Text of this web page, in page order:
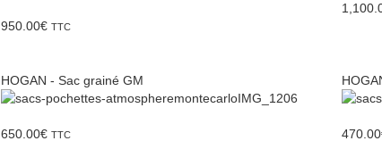
950.00€ TTC
HOGAN - Sac grainé GM
650.00€ TTC 470.00